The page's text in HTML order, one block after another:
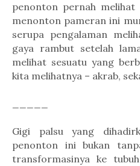
penonton pernah melihat
menonton pameran ini
serupa pengalaman
gaya rambut setelah
melihat sesuatu yang
kita melihatnya – akrab,
Gigi palsu yang
penonton ini bukan
transformasinya ke